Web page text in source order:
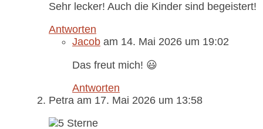
Sehr lecker! Auch die Kinder sind begeistert!
Antworten
Jacob am 14. Mai 2026 um 19:02
Das freut mich! 😃
Antworten
Petra am 17. Mai 2026 um 13:58